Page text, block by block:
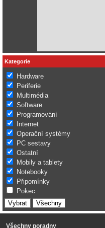
Kategorie
Hardware
Periferie
Multimédia
Software
Programování
Internet
Operační systémy
PC sestavy
Ostatní
Mobily a tablety
Notebooky
Připomínky
Pokec
Všechny poradny